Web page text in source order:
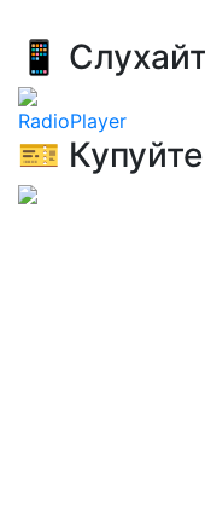
📱
RadioPlayer
🎫